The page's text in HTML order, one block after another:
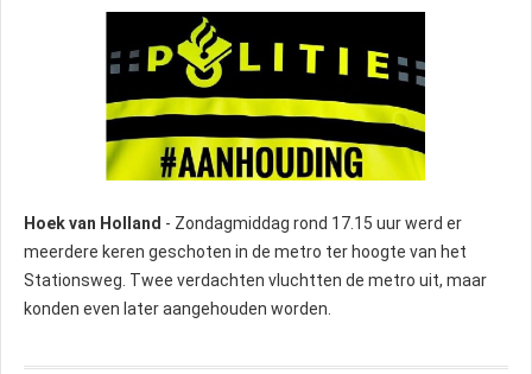
Hoek van Holland - Zondagmiddag rond 17.15 uur werd er
meerdere keren geschoten in de metro ter hoogte van het
Stationsweg. Twee verdachten vluchtten de metro uit, maar
konden even later aangehouden worden.